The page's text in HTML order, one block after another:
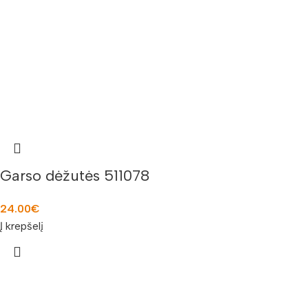
Garso dėžutės 511078
24.00€
Į krepšelį